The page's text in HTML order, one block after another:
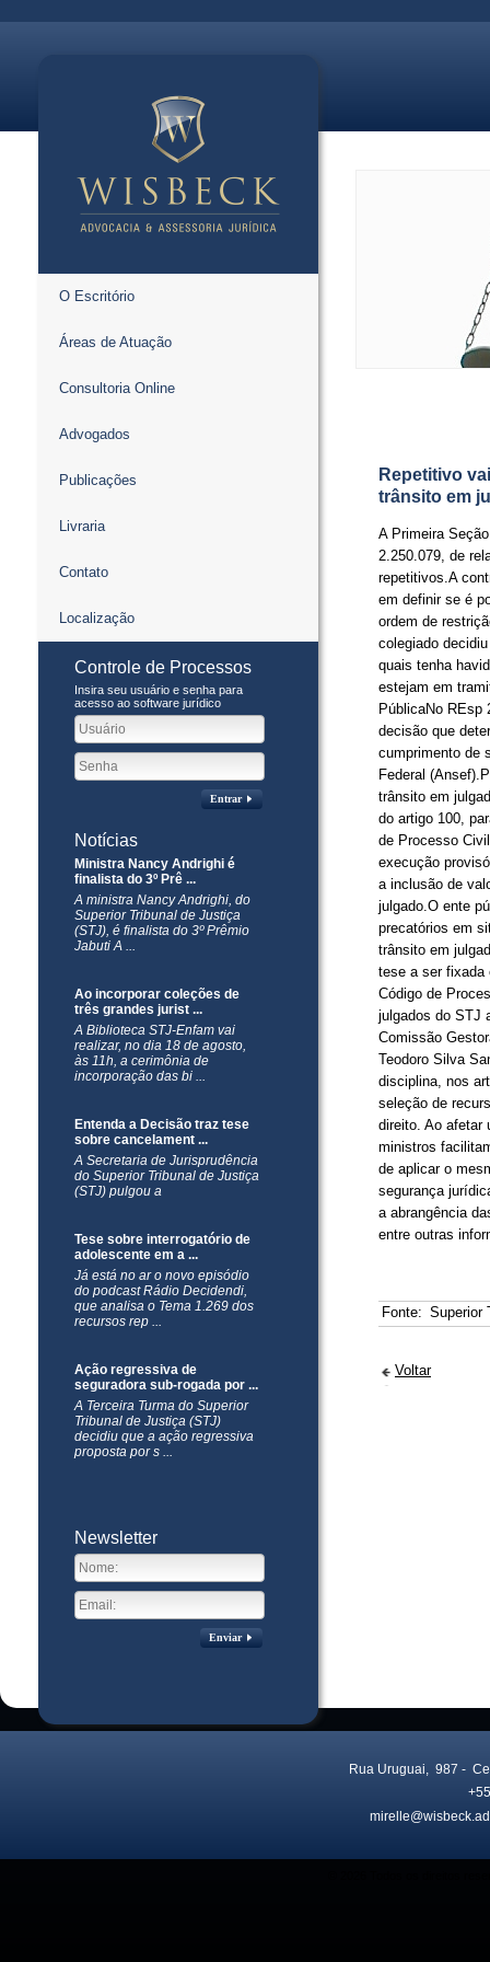
O Escritório
Áreas de Atuação
Consultoria Online
Advogados
Publicações
Livraria
Contato
Localização
Controle de Processos
Insira seu usuário e senha para
acesso ao software jurídico
Entrar
Notícias
Ministra Nancy Andrighi é
finalista do 3º Prê ...
​A ministra Nancy Andrighi, do
Superior Tribunal de Justiça
(STJ), é finalista do 3º Prêmio
Jabuti A ...
Ao incorporar coleções de
três grandes jurist ...
A Biblioteca STJ-Enfam vai
realizar, no dia 18 de agosto,
às 11h, a cerimônia de
incorporação das bi ...
Entenda a Decisão traz tese
sobre cancelament ...
A Secretaria de Jurisprudência
do Superior Tribunal de Justiça
(STJ) pulgou a
Tese sobre interrogatório de
adolescente em a ...
​Já está no ar o novo episódio
do podcast Rádio Decidendi,
que analisa o Tema 1.269 dos
recursos rep ...
Ação regressiva de
seguradora sub-rogada por ...
​A Terceira Turma do Superior
Tribunal de Justiça (STJ)
decidiu que a ação regressiva
proposta por s ...
Newsletter
Enviar
Repetitivo
trânsito em
​A Primeira
2.250.079, de
repetitivos.A
em definir se é
ordem de
colegiado
quais tenha
estejam em
PúblicaNo REsp
decisão que
cumprimento de
Federal
trânsito em
do artigo 100,
de Processo
execução
a inclusão de
julgado.O ente
precatórios em
trânsito em
tese a ser fixada
Código de
julgados do STJ
Comissão
Teodoro Silva
disciplina, nos
seleção de
direito. Ao afetar
ministros
de aplicar o
segurança
a abrangência
entre outras
Fonte: Superior
Voltar
Rua Uruguai, 987 -